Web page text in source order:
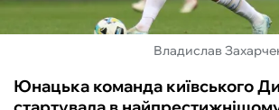
Владислав
Юнацька команда київського